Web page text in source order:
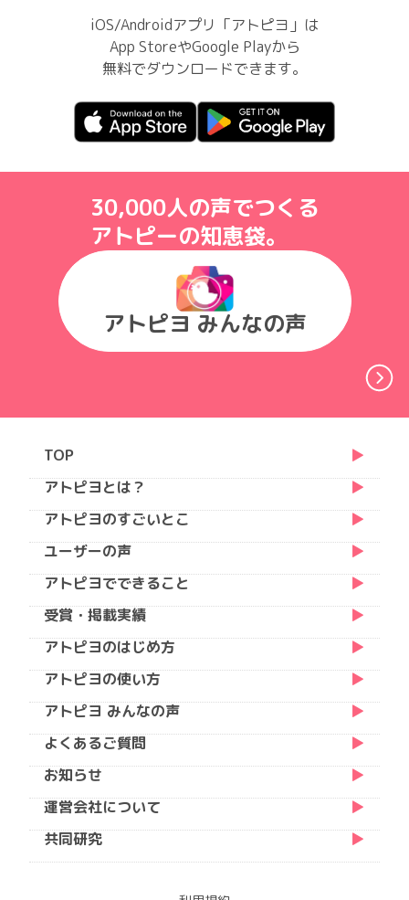
iOS/Androidアプリ「アトピヨ」は
App StoreやGoogle Playから
無料でダウンロードできます。
30,000人の声でつくる
アトピーの知恵袋。
アトピヨ みんなの声
TOP
アトピヨとは？
アトピヨのすごいとこ
ユーザーの声
アトピヨでできること
受賞・掲載実績
アトピヨのはじめ方
アトピヨの使い方
アトピヨ みんなの声
よくあるご質問
お知らせ
運営会社について
共同研究